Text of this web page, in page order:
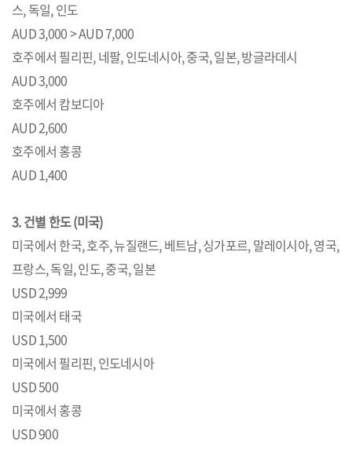
스, 독일, 인도
AUD 3,000 > AUD 7,000
호주에서 필리핀, 네팔, 인도네시아, 중국, 일본, 방글라데시
AUD 3,000
호주에서 캄보디아
AUD 2,600
호주에서 홍콩
AUD 1,400
3. 건별 한도 (미국)
미국에서 한국, 호주, 뉴질랜드, 베트남, 싱가포르, 말레이시아, 영국,
프랑스, 독일, 인도, 중국, 일본
USD 2,999
미국에서 태국
USD 1,500
미국에서 필리핀, 인도네시아
USD 500
미국에서 홍콩
USD 900